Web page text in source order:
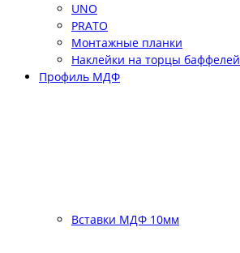
UNO
PRATO
Монтажные планки
Наклейки на торцы баффелей
Профиль МДФ
Вставки МДФ 10мм